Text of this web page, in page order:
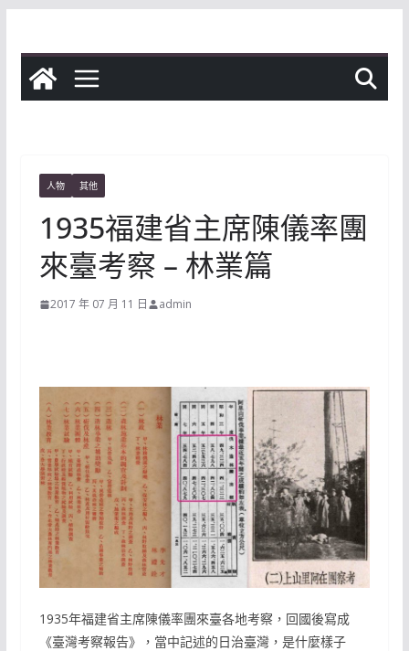
content
人物 其他
1935福建省主席陳儀率團
來臺考察 – 林業篇
2017 年 07 月 11 日 admin
1935年福建省主席陳儀率團來臺各地考察，回國後寫成
《臺灣考察報告》，當中記述的日治臺灣，是什麼樣子